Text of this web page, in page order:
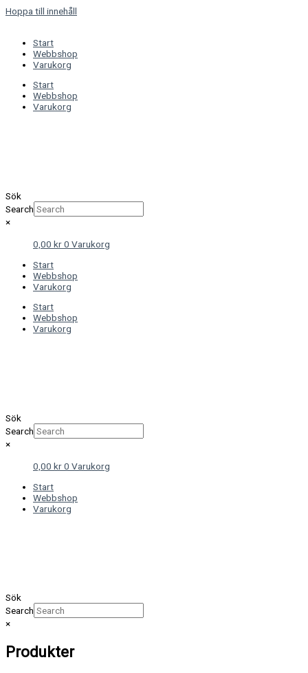
Hoppa till innehåll
Start
Webbshop
Varukorg
Start
Webbshop
Varukorg
Sök
Search
×
0,00 kr0 Varukorg
Start
Webbshop
Varukorg
Start
Webbshop
Varukorg
Sök
Search
×
0,00 kr0 Varukorg
Start
Webbshop
Varukorg
Sök
Search
×
Produkter